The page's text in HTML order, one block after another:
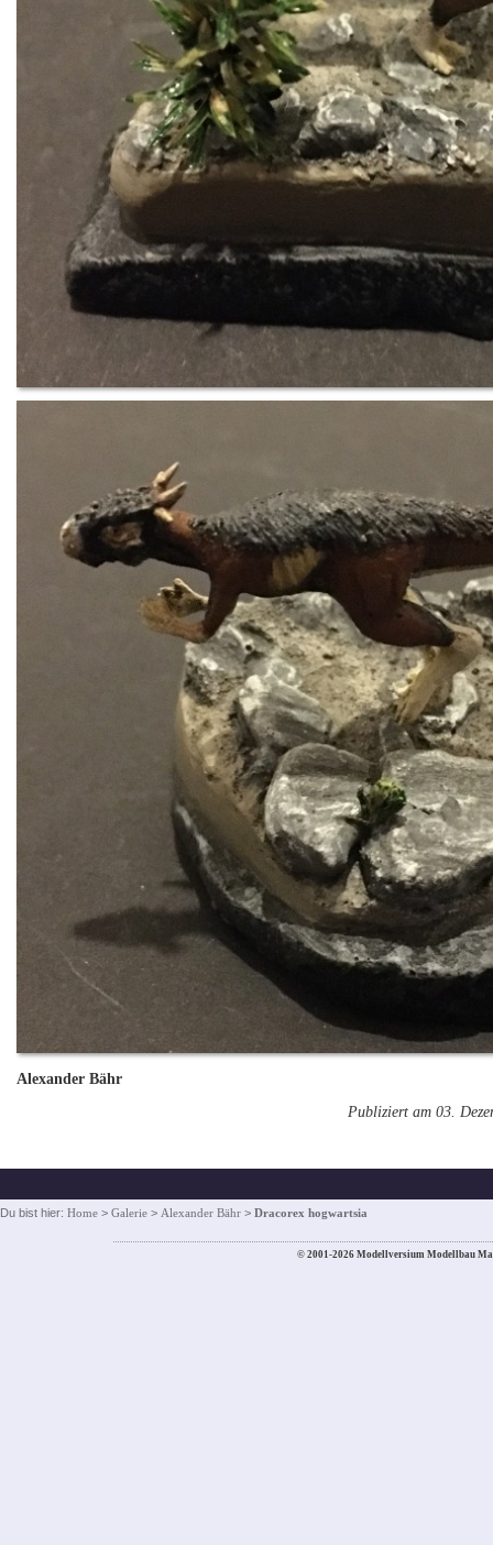
Alexander Bähr
Publiziert am 03.
Du bist hier: Home > Galerie > Alexander Bähr > Dracorex hogwartsia
© 2001-2026 Modellversium Modellbau